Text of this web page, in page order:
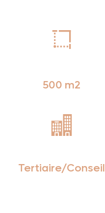
500 m2
Tertiaire/Conseil